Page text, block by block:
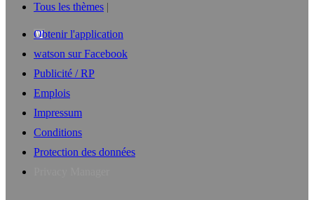
Tous les thèmes
Obtenir l'application
watson sur Facebook
Publicité / RP
Emplois
Impressum
Conditions
Protection des données